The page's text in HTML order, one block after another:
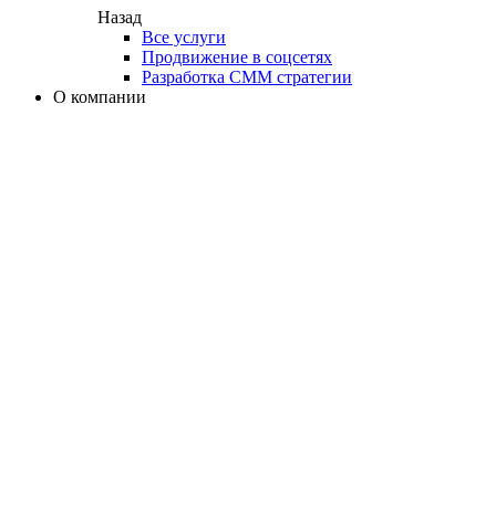
Назад
Все услуги
Продвижение в соцсетях
Разработка СММ стратегии
О компании